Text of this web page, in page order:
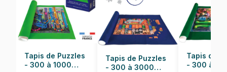
Dimensions 68 x 48 cm
Tapis de Puzzles
- 300 à 1000
Tapis de Puzzles
- 300 à 3000
Tapis de
- 300 à